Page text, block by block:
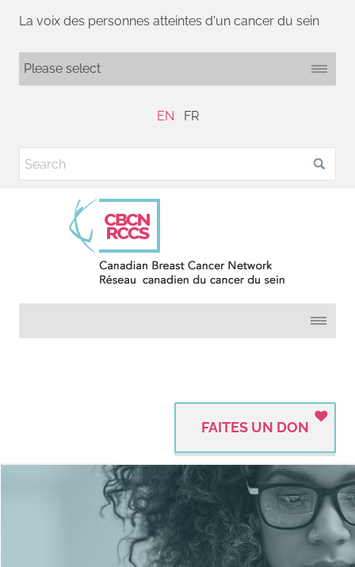
La voix des personnes atteintes d'un cancer du sein
EN FR
FAITES UN DON